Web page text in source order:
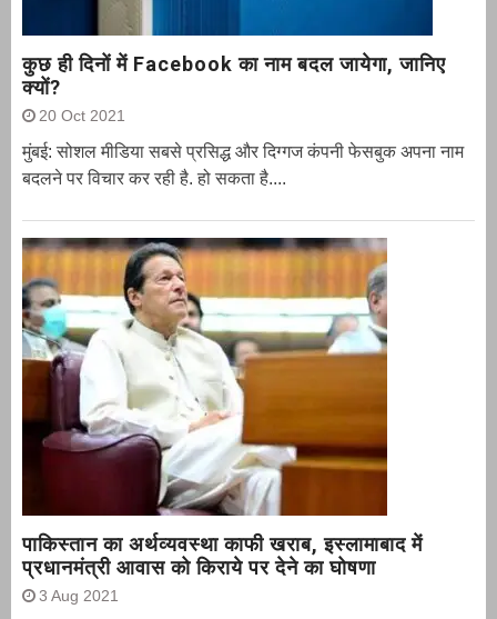
कुछ ही दिनों में Facebook का नाम बदल जायेगा, जानिए
क्यों?
20 Oct 2021
मुंबई: सोशल मीडिया सबसे प्रसिद्ध और दिग्गज कंपनी फेसबुक अपना नाम
बदलने पर विचार कर रही है. हो सकता है....
पाकिस्तान का अर्थव्यवस्था काफी खराब, इस्लामाबाद में
प्रधानमंत्री आवास को किराये पर देने का घोषणा
3 Aug 2021